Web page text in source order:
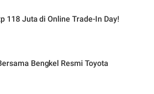
118 Juta di Online Trade-In Day!
Bengkel Resmi Toyota